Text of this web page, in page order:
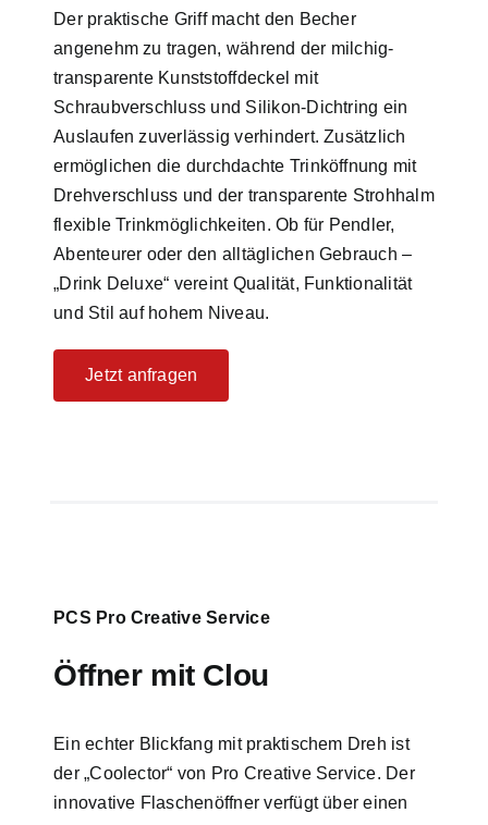
Der praktische Griff macht den Becher
angenehm zu tragen, während der milchig-
transparente Kunststoffdeckel mit
Schraubverschluss und Silikon-Dichtring ein
Auslaufen zuverlässig verhindert. Zusätzlich
ermöglichen die durchdachte Trinköffnung mit
Drehverschluss und der transparente Strohhalm
flexible Trinkmöglichkeiten. Ob für Pendler,
Abenteurer oder den alltäglichen Gebrauch –
„Drink Deluxe“ vereint Qualität, Funktionalität
und Stil auf hohem Niveau.
Jetzt anfragen
PCS Pro Creative Service
Öffner mit Clou
Ein echter Blickfang mit praktischem Dreh ist
der „Coolector“ von Pro Creative Service. Der
innovative Flaschenöffner verfügt über einen